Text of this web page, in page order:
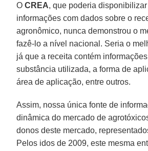
OCREA, que poderia
informações com dados sobre o
agronômico, nunca demonstrou o
fazê-lo a nível nacional. Seria o
já que a receita contém
substância utilizada, a forma de
área de aplicação, entre outros.
Assim, nossa única fonte de
dinâmica do mercado de
donos deste mercado,
Pelos idos de 2009, este mesma